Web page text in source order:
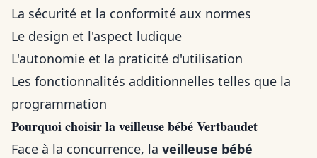
La sécurité et la conformité aux normes
Le design et l'aspect ludique
L'autonomie et la praticité d'utilisation
Les fonctionnalités additionnelles telles que la
programmation
Pourquoi choisir la veilleuse bébé Vertbaudet
Face à la concurrence, la veilleuse bébé